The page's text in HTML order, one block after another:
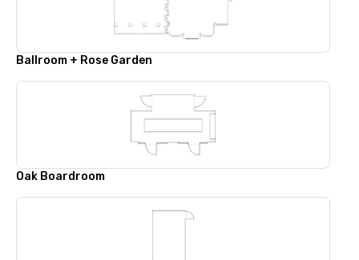
Ballroom + Rose Garden
Oak Boardroom